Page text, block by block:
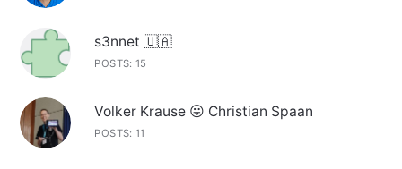
s3nnet 🇺🇦
POSTS: 15
Volker Krause 😛 Christian Spaan
POSTS: 11